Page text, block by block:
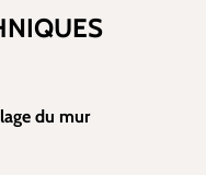
du mur